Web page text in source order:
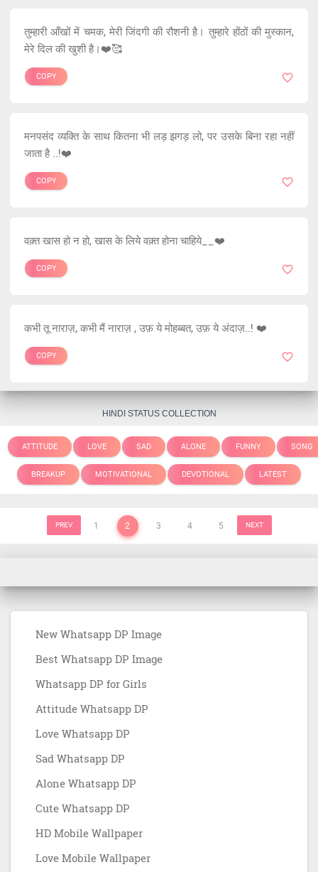
तुम्हारी आँखों में चमक, मेरी जिंदगी की रौशनी है। तुम्हारे होंठों की मुस्कान,
मेरे दिल की खुशी है।❤️🥰
COPY
मनपसंद व्यक्ति के साथ कितना भी लड़ झगड़ लो, पर उसके बिना रहा नहीं
जाता है ..!❤️
COPY
वक़्त खास हो न हो, खास के लिये वक़्त होना चाहिये__❤️
COPY
कभी तू नाराज़, कभी मैं नाराज़ , उफ़ ये मोहब्बत, उफ़ ये अंदाज़..! ❤️
COPY
HINDI STATUS COLLECTION
ATTITUDE LOVE SAD ALONE FUNNY SONG
BREAKUP MOTIVATIONAL DEVOTIONAL LATEST
PREV 1 2 3 4 5 NEXT
New Whatsapp DP Image
Best Whatsapp DP Image
Whatsapp DP for Girls
Attitude Whatsapp DP
Love Whatsapp DP
Sad Whatsapp DP
Alone Whatsapp DP
Cute Whatsapp DP
HD Mobile Wallpaper
Love Mobile Wallpaper